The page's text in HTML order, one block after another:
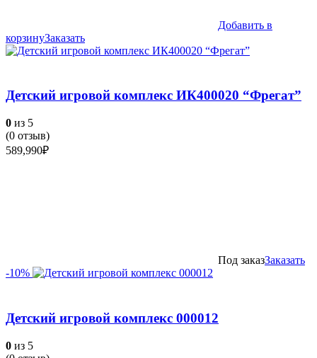
Добавить в
корзинуЗаказать
Детский игровой комплекс ИК400020 “Фрегат”
0 из 5
(0 отзыв)
589,990₽
Под заказЗаказать
-10%
Детский игровой комплекс 000012
0 из 5